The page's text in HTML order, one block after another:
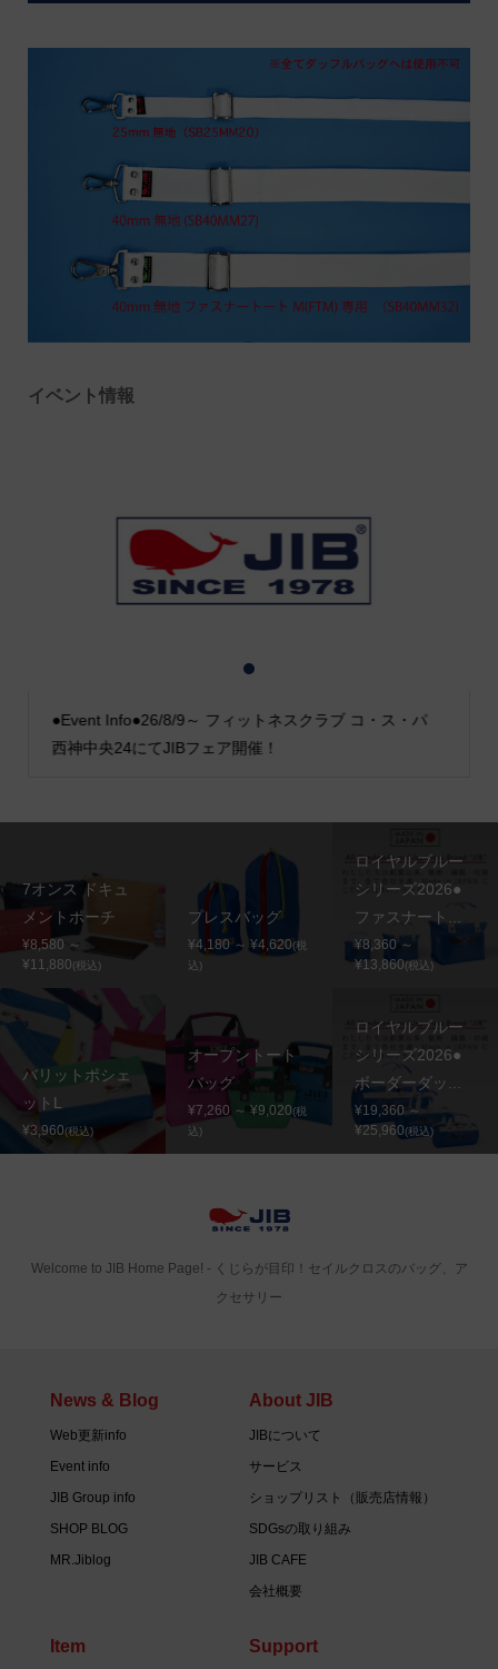
イベント情報
●Event Info●26/8/9～ フィットネスクラブ コ・ス・パ
西神中央24にてJIBフェア開催！
2
7オンス ドキュ
メントポーチ
¥8,580 ～
¥11,880(税込)
プレスバッグ
¥4,180 ～ ¥4,620(税
込)
ロイヤルブルー
シリーズ2026●
ファスナート...
¥8,360 ～
¥13,860(税込)
バリットポシェ
ットL
¥3,960(税込)
オープントート
バッグ
¥7,260 ～ ¥9,020(税
込)
ロイヤルブルー
シリーズ2026●
ボーダーダッ...
¥19,360 ～
¥25,960(税込)
Welcome to JIB Home Page! ‐ くじらが目印！セイルクロスのバッグ、ア
クセサリー
News & Blog
Web更新info
Event info
JIB Group info
SHOP BLOG
MR.Jiblog
About JIB
JIBについて
サービス
ショップリスト（販売店情報）
SDGsの取り組み
JIB CAFE
会社概要
Item Support